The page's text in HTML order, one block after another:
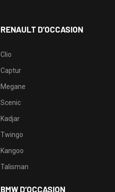
RENAULT D’OCCASION
Clio
Captur
Megane
Scenic
Kadjar
Twingo
Kangoo
Talisman
BMW D’OCCASION